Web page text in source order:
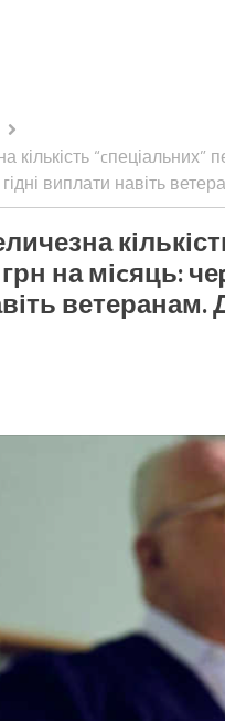
кількість
виплати навіть
на міcяць:
ветеранам.